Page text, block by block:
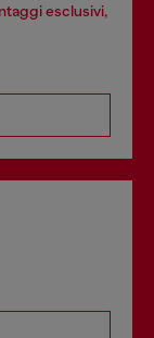
esclusivi,